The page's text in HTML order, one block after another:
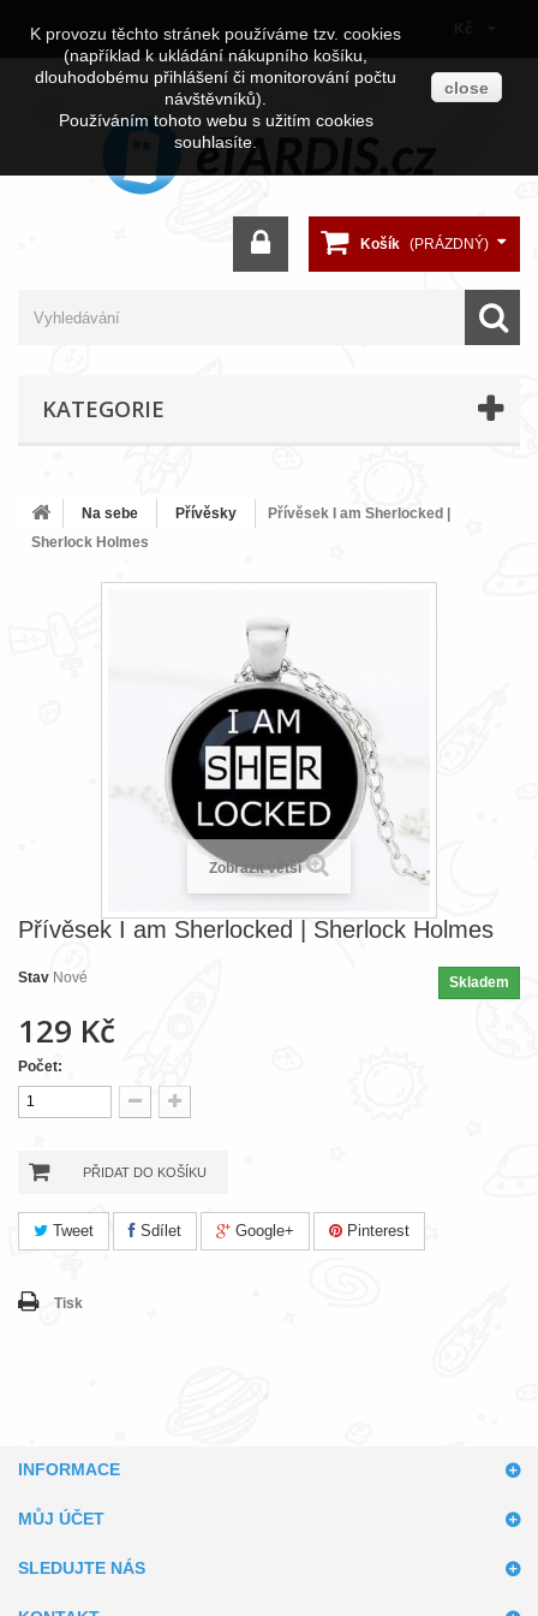
Košík (PRÁZDNÝ)
KATEGORIE
Na sebe Přívěsky
Přívěsek I am Sherlocked |
Sherlock Holmes
Zobrazit větší
Přívěsek I am Sherlocked | Sherlock Holmes
Skladem
Stav Nové
129 Kč
Počet:
PŘIDAT DO KOŠÍKU
Tweet Sdílet Google+ Pinterest
Tisk
INFORMACE
MŮJ ÚČET
SLEDUJTE NÁS
K provozu těchto stránek používáme tzv. cookies
(například k ukládání nákupního košíku,
dlouhodobému přihlášení či monitorování počtu
návštěvníků).
Používáním tohoto webu s užitím cookies
souhlasíte.
close